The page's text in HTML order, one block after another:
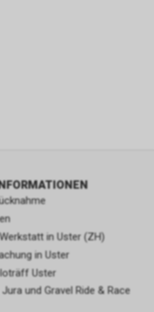
in Uster (ZH)
in Uster
Uster
und Gravel Ride & Race